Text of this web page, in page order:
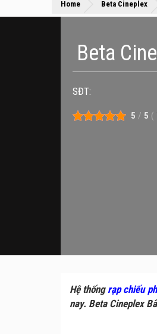
Home Beta Cineplex
Beta
SĐT:
5 / 5 (
Hệ thống rạp chiếu
nay. Beta Cineplex